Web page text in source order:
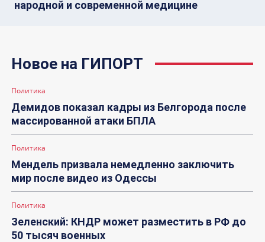
народной и современной медицине
Новое на ГИПОРТ
Политика
Демидов показал кадры из Белгорода после
массированной атаки БПЛА
Политика
Мендель призвала немедленно заключить
мир после видео из Одессы
Политика
Зеленский: КНДР может разместить в РФ до
50 тысяч военных